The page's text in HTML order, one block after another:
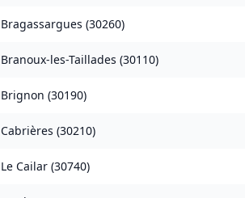
Bragassargues (30260)
Branoux-les-Taillades (30110)
Brignon (30190)
Cabrières (30210)
Le Cailar (30740)